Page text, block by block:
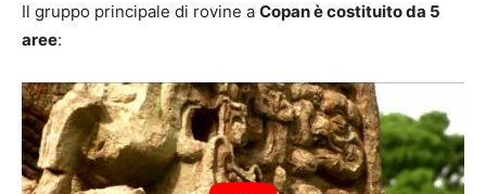
Il gruppo principale di rovine a Copan è costituito da 5
aree: